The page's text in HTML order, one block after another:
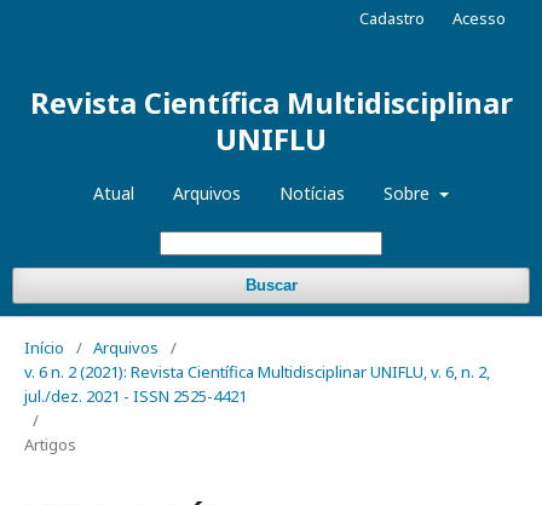
Revista Científica Multidisciplinar
UNIFLU
Atual Arquivos Notícias Sobre
Buscar
Cadastro Acesso
Início / Arquivos
/
v. 6 n. 2 (2021): Revista Científica Multidisciplinar UNIFLU, v. 6, n. 2,
jul./dez. 2021 - ISSN 2525-4421
/
Artigos